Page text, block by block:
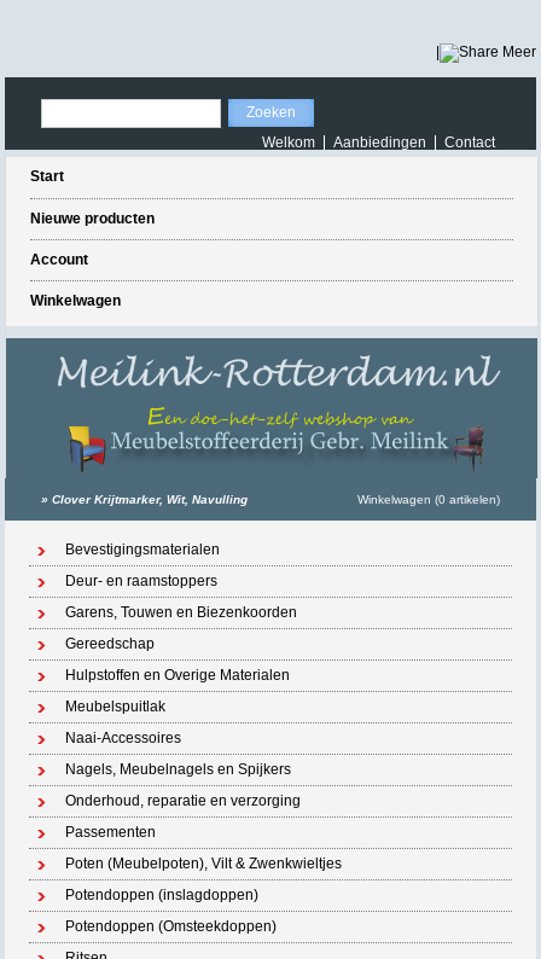
Meer
Welkom Aanbiedingen
Contact
Start
Nieuwe producten
Account
Winkelwagen
»Clover Krijtmarker, Wit, Navulling Winkelwagen (0 artikelen)
Bevestigingsmaterialen
Deur- en raamstoppers
Garens, Touwen en Biezenkoorden
Gereedschap
Hulpstoffen en Overige Materialen
Meubelspuitlak
Naai-Accessoires
Nagels, Meubelnagels en Spijkers
Onderhoud, reparatie en verzorging
Passementen
Poten (Meubelpoten), Vilt & Zwenkwieltjes
Potendoppen (inslagdoppen)
Potendoppen (Omsteekdoppen)